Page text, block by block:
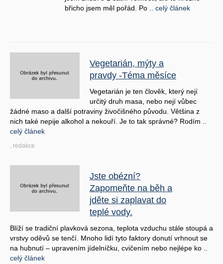
břicho jsem měl pořád. Po .. celý článek
Vegetarián, mýty a
pravdy -Téma měsíce
Vegetarián je ten člověk, který nejí
určitý druh masa, nebo nejí vůbec
žádné maso a další potraviny živočišného původu. Většina z
nich také nepije alkohol a nekouří. Je to tak správné? Rodím ..
celý článek
, redakce
Jste obézní?
Zapomeňte na běh a
jděte si zaplavat do
teplé vody.
Blíží se tradiční plavková sezona, teplota vzduchu stále stoupá a
vrstvy oděvů se tenčí. Mnoho lidí tyto faktory donutí vrhnout se
na hubnutí – upravením jídelníčku, cvičením nebo nejlépe ko ..
celý článek